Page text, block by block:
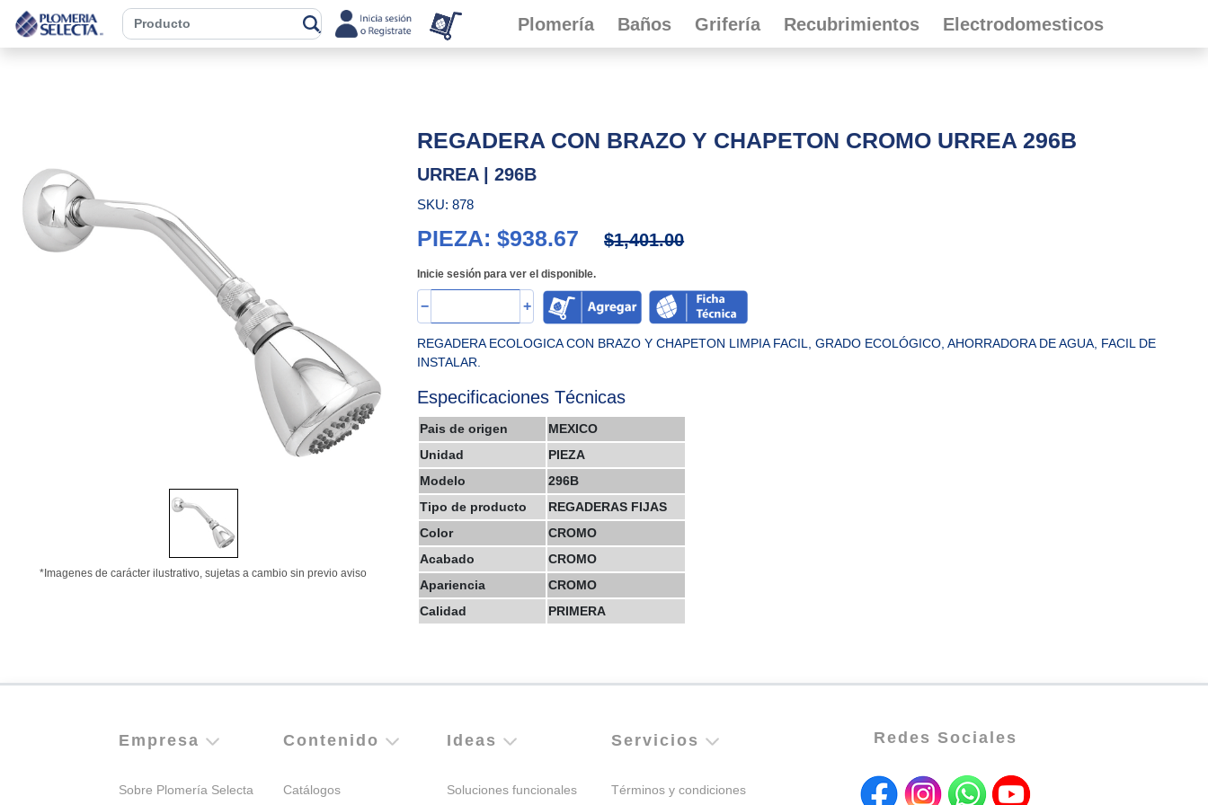
Plomería Baños Grifería Recubrimientos Electrodomesticos
*Imagenes de carácter ilustrativo, sujetas a cambio sin previo aviso
REGADERA CON BRAZO Y CHAPETON CROMO URREA 296B
URREA | 296B
SKU: 878
PIEZA: $938.67 $1,401.00
Inicie sesión para ver el disponible.
− +
REGADERA ECOLOGICA CON BRAZO Y CHAPETON LIMPIA FACIL, GRADO ECOLÓGICO, AHORRADORA DE AGUA, FACIL DE
INSTALAR.
Especificaciones Técnicas
Pais de origen
MEXICO
Unidad
PIEZA
Modelo
296B
Tipo de producto
REGADERAS FIJAS
Color
CROMO
Acabado
CROMO
Apariencia
CROMO
Calidad
PRIMERA
Empresa
Sobre Plomería Selecta
Contenido
Catálogos
Ideas
Soluciones funcionales
Servicios
Términos y condiciones
Redes Sociales